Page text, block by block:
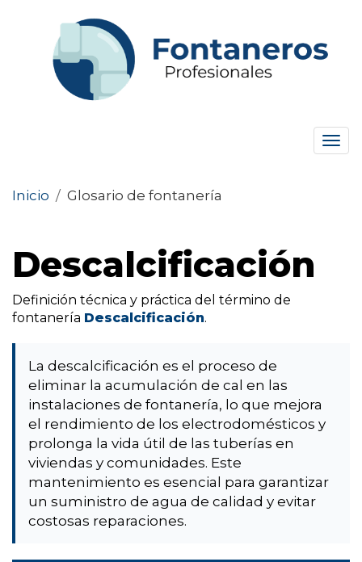
Inicio / Glosario de fontanería
Descalcificación
Definición técnica y práctica del término de
fontanería Descalcificación.
La descalcificación es el proceso de
eliminar la acumulación de cal en las
instalaciones de fontanería, lo que mejora
el rendimiento de los electrodomésticos y
prolonga la vida útil de las tuberías en
viviendas y comunidades. Este
mantenimiento es esencial para garantizar
un suministro de agua de calidad y evitar
costosas reparaciones.